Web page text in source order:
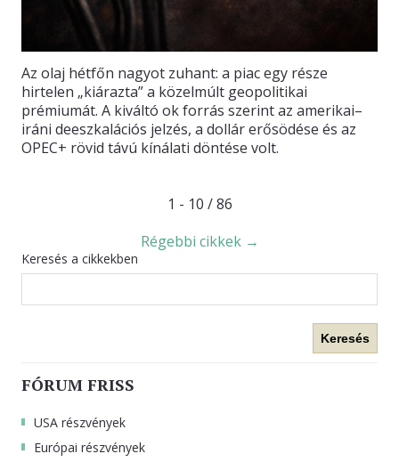
Az olaj hétfőn nagyot zuhant: a piac egy része
hirtelen „kiárazta” a közelmúlt geopolitikai
prémiumát. A kiváltó ok forrás szerint az amerikai–
iráni deeszkalációs jelzés, a dollár erősödése és az
OPEC+ rövid távú kínálati döntése volt.
1 - 10 / 86
Régebbi cikkek →
Keresés a cikkekben
Keresés
FÓRUM FRISS
USA részvények
Európai részvények